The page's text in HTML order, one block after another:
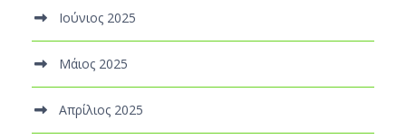
Ιούνιος 2025
Μάιος 2025
Απρίλιος 2025